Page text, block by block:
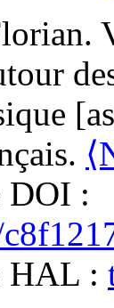
.
DOI :
HAL :